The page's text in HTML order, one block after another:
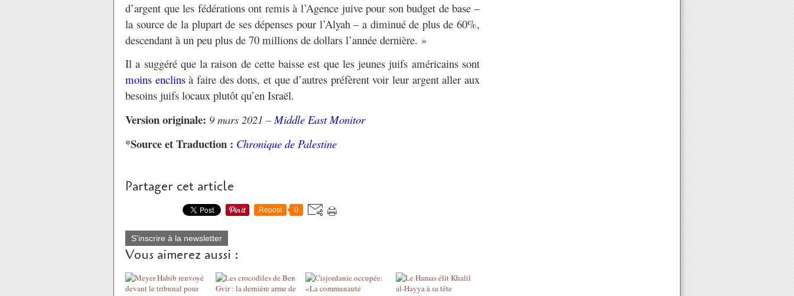
d’argent que les fédérations ont remis à l’Agence juive pour son budget de base –
la source de la plupart de ses dépenses pour l’Alyah – a diminué de plus de 60%,
descendant à un peu plus de 70 millions de dollars l’année dernière. »
Il a suggéré que la raison de cette baisse est que les jeunes juifs américains sont
moins enclinsà faire des dons, et que d’autres préfèrent voir leur argent aller aux
besoins juifs locaux plutôt qu’en Israël.
Version originale: 9 mars 2021 –Middle East Monitor
*Source et Traduction : Chronique de Palestine
Partager cet article
Repost 0
S'inscrire à la newsletter
Vous aimerez aussi :